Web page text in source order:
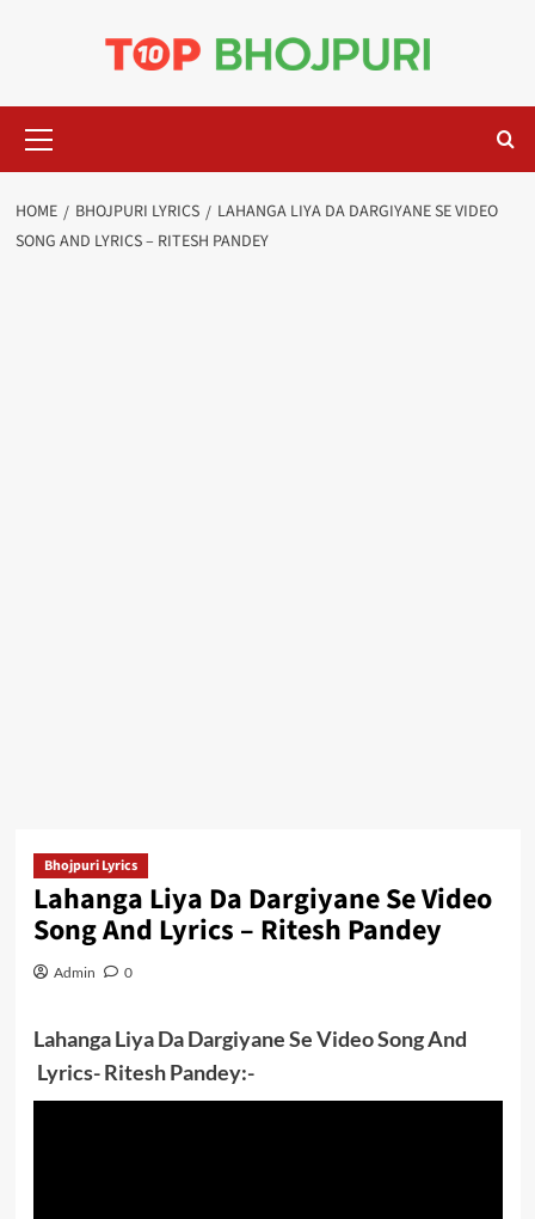
Menu
HOME BHOJPURI LYRICS
LAHANGA LIYA DA DARGIYANE SE VIDEO
SONG AND LYRICS – RITESH PANDEY
Bhojpuri Lyrics
Lahanga Liya Da Dargiyane Se Video
Song And Lyrics – Ritesh Pandey
Admin 0
Lahanga Liya Da Dargiyane Se Video Song And
Lyrics- Ritesh Pandey:-